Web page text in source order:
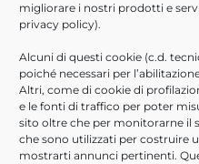
migliorare i nostri prodotti e
privacy policy).
Alcuni di questi cookie (c.d.
poiché necessari per
Altri, come di cookie di
e le fonti di traffico per poter
sito oltre che per monitorarne il
che sono utilizzati per costruire
mostrarti annunci pertinenti.
Settembre 2021
Luglio 2021
Giugno 2021
Aprile 2021
Febbraio 2021
Novembre 2020